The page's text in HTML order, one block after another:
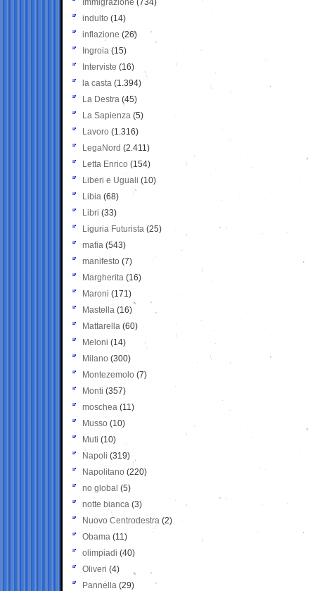
Immigrazione (734)
indulto (14)
inflazione (26)
Ingroia (15)
Interviste (16)
la casta (1.394)
La Destra (45)
La Sapienza (5)
Lavoro (1.316)
LegaNord (2.411)
Letta Enrico (154)
Liberi e Uguali (10)
Libia (68)
Libri (33)
Liguria Futurista (25)
mafia (543)
manifesto (7)
Margherita (16)
Maroni (171)
Mastella (16)
Mattarella (60)
Meloni (14)
Milano (300)
Montezemolo (7)
Monti (357)
moschea (11)
Musso (10)
Muti (10)
Napoli (319)
Napolitano (220)
no global (5)
notte bianca (3)
Nuovo Centrodestra (2)
Obama (11)
olimpiadi (40)
Oliveri (4)
Pannella (29)